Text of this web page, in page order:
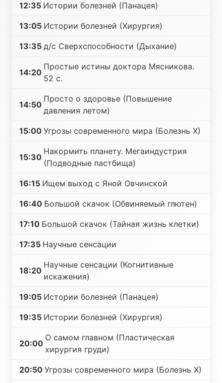
12:35 Истории болезней (Панацея)
13:05 Истории болезней (Хирургия)
13:35 д/с Сверхспособности (Дыхание)
14:20
Простые истины доктора Мясникова.
52 с.
14:50
Просто о здоровье (Повышение
давления летом)
15:00 Угрозы современного мира (Болезнь Х)
15:30
Накормить планету. Мегаиндустрия
(Подводные пастбища)
16:15 Ищем выход с Яной Овчинской
16:40 Большой скачок (Обвиняемый глютен)
17:10 Большой скачок (Тайная жизнь клетки)
17:35 Научные сенсации
18:20
Научные сенсации (Когнитивные
искажения)
19:05 Истории болезней (Панацея)
19:35 Истории болезней (Хирургия)
20:00
О самом главном (Пластическая
хирургия груди)
20:50 Угрозы современного мира (Болезнь Х)